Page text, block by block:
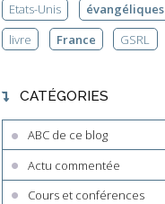
Etats-Unis évangéliques
livre
France GSRL
CATÉGORIES
ABC de ce blog
Actu commentée
Cours et conférences